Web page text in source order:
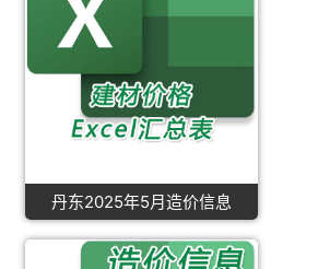
丹东2025年5月造价信息